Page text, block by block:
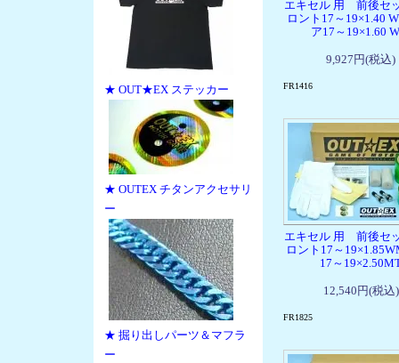
★ OUT★EX ステッカー
★ OUTEX チタンアクセサリ
ー
★ 掘り出しパーツ＆マフラ
ー
エキセル 用 前後セ
ロント17～19×1.40
ア17～19×1.60
9,927円(税込)
FR1416
エキセル 用 前後セ
ロント17～
17～
12,540円(税込)
FR1825